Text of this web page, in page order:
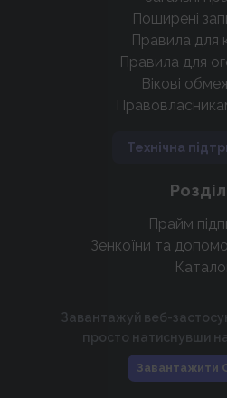
Поширені
Правила для
Правила для
Вікові
Технічна
Прайм
Зенкоїни та
Завантажуй веб-
просто натиснувши
Завантажити